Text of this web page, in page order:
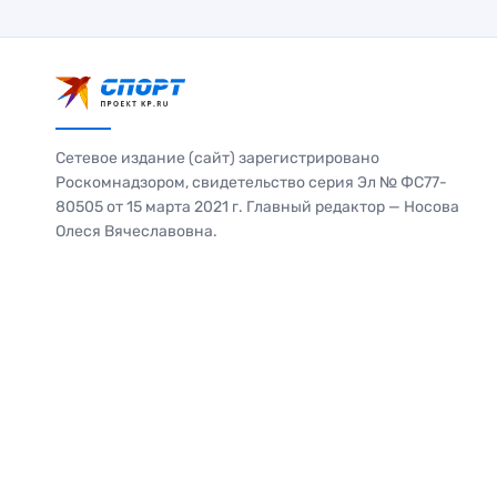
Сетевое издание (сайт) зарегистрировано
Роскомнадзором, свидетельство серия Эл № ФС77-
80505 от 15 марта 2021 г. Главный редактор — Носова
Олеся Вячеславовна.